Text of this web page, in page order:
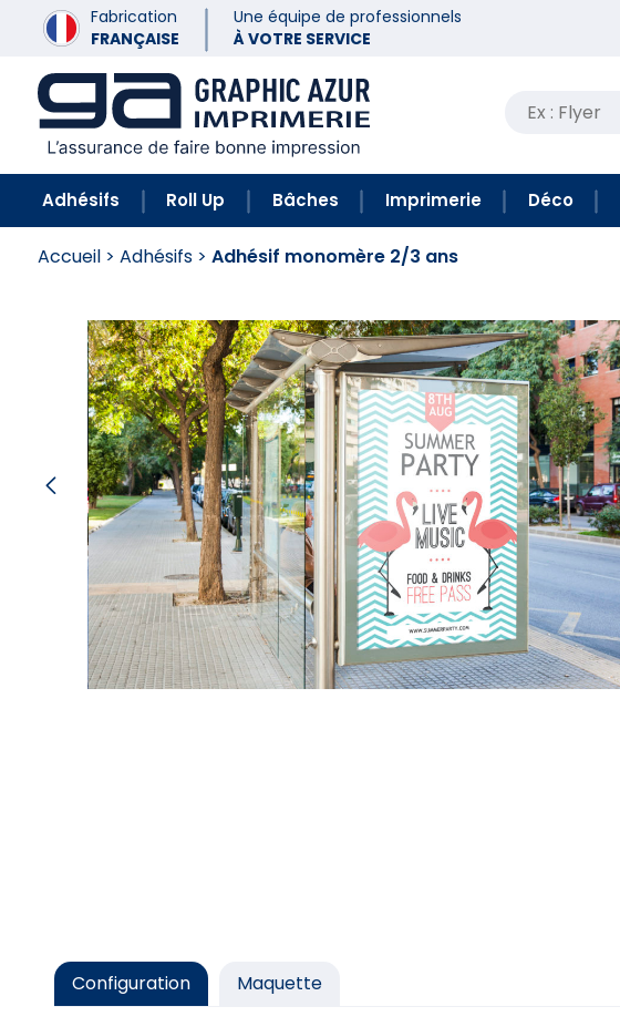
Fabrication
FRANÇAISE
Une équipe de professionnels
À VOTRE SERVICE
Recherche
Adhésifs Roll Up Bâches Imprimerie Déco
Accueil> Adhésifs> Adhésif monomère 2/3 ans
Configuration Maquette